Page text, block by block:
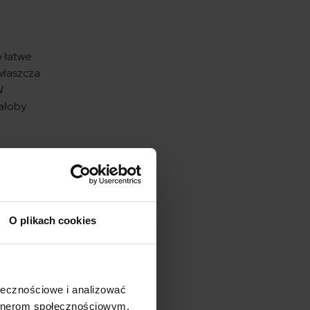
O plikach cookies
i analizować
społecznościowym,
dla